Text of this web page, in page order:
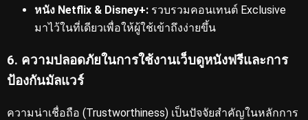
หนัง Netflix & Disney+: รวบรวมคอนเทนต์ Exclusive
มาไว้ในที่เดียวเพื่อให้ผู้ใช้เข้าถึงง่ายขึ้น
6. ความปลอดภัยในการใช้งานเว็บดูหนังฟรีและการ
ป้องกันมัลแวร์
ความน่าเชื่อถือ (Trustworthiness) เป็นปัจจัยสำคัญในหลักการ